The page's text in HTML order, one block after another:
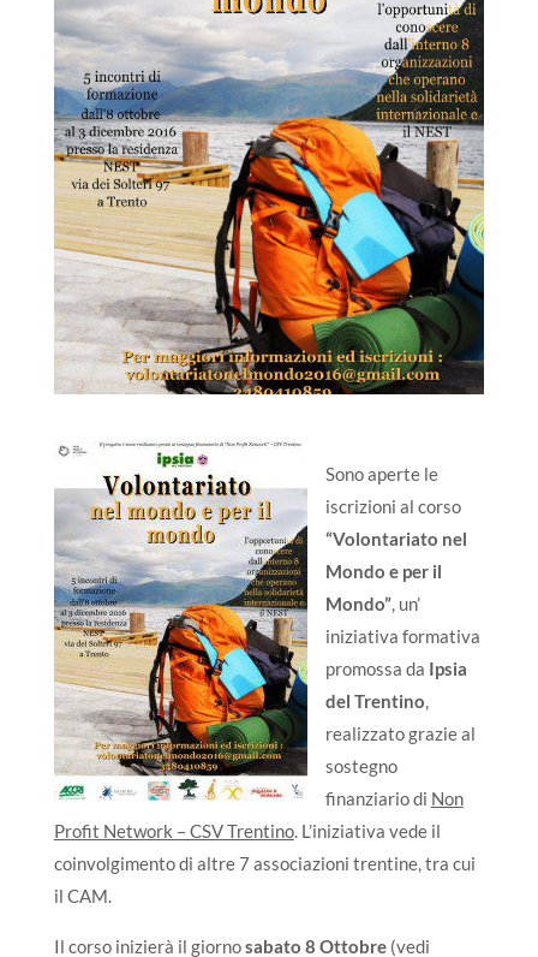
Sono aperte le
iscrizioni al corso
“Volontariato nel
Mondo e per il
Mondo”, un’
iniziativa formativa
promossa da Ipsia
del Trentino,
realizzato grazie al
sostegno
finanziario di Non
Profit Network – CSV Trentino. L’iniziativa vede il
coinvolgimento di altre 7 associazioni trentine, tra cui
il CAM.
Il corso inizierà il giornosabato 8 Ottobre(vedi